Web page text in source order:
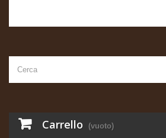
Carrello (vuoto)